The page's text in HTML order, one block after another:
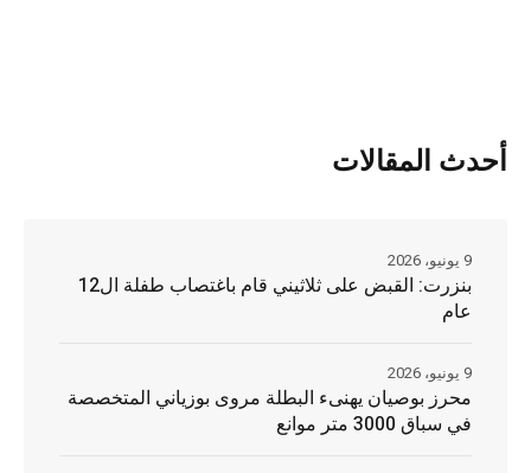
أحدث المقالات
بنزرت: القبض على ثلاثيني قام باغتصاب طفلة ال12
عام
9 يونيو، 2026
محرز بوصيان يهنىء البطلة مروى بوزياني المتخصصة
في سباق 3000 متر موانع
9 يونيو، 2026